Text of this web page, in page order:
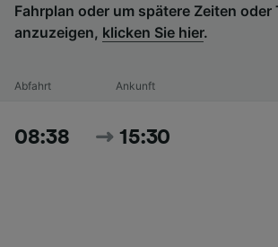
Fahrplan oder um spätere Zeiten oder
anzuzeigen, klicken Sie hier.
Abfahrt Ankunft
08:38 15:30